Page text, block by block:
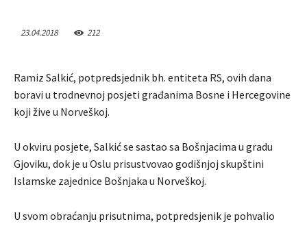
23.04.2018 212
Ramiz Salkić, potpredsjednik bh. entiteta RS, ovih dana
boravi u trodnevnoj posjeti građanima Bosne i Hercegovine
koji žive u Norveškoj.
U okviru posjete, Salkić se sastao sa Bošnjacima u gradu
Gjoviku, dok je u Oslu prisustvovao godišnjoj skupštini
Islamske zajednice Bošnjaka u Norveškoj.
U svom obraćanju prisutnima, potpredsjenik je pohvalio